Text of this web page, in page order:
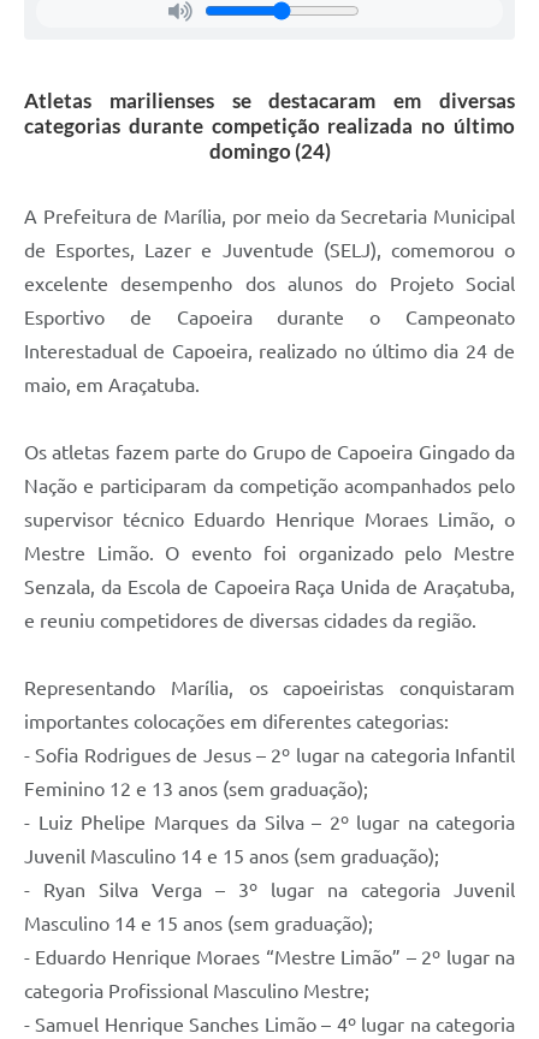
Atletas marilienses se destacaram em diversas
categorias durante competição realizada no último
domingo (24)
A Prefeitura de Marília, por meio da Secretaria Municipal
de Esportes, Lazer e Juventude (SELJ), comemorou o
excelente desempenho dos alunos do Projeto Social
Esportivo de Capoeira durante o Campeonato
Interestadual de Capoeira, realizado no último dia 24 de
maio, em Araçatuba.
Os atletas fazem parte do Grupo de Capoeira Gingado da
Nação e participaram da competição acompanhados pelo
supervisor técnico Eduardo Henrique Moraes Limão, o
Mestre Limão. O evento foi organizado pelo Mestre
Senzala, da Escola de Capoeira Raça Unida de Araçatuba,
e reuniu competidores de diversas cidades da região.
Representando Marília, os capoeiristas conquistaram
importantes colocações em diferentes categorias:
- Sofia Rodrigues de Jesus – 2º lugar na categoria Infantil
Feminino 12 e 13 anos (sem graduação);
- Luiz Phelipe Marques da Silva – 2º lugar na categoria
Juvenil Masculino 14 e 15 anos (sem graduação);
- Ryan Silva Verga – 3º lugar na categoria Juvenil
Masculino 14 e 15 anos (sem graduação);
- Eduardo Henrique Moraes “Mestre Limão” – 2º lugar na
categoria Profissional Masculino Mestre;
- Samuel Henrique Sanches Limão – 4º lugar na categoria